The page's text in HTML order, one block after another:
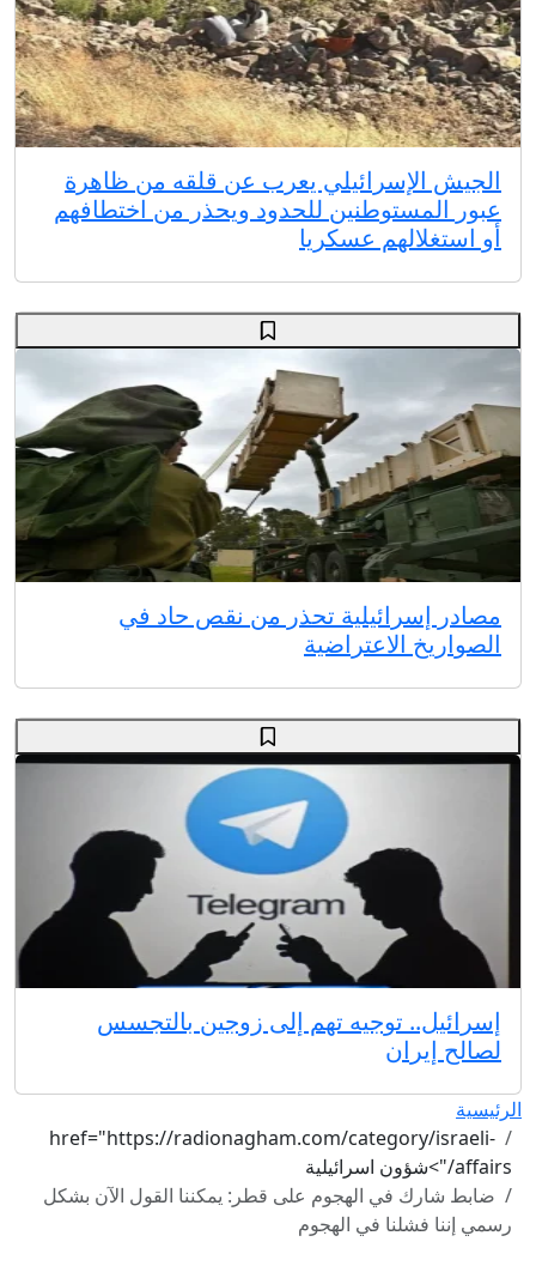
الجيش الإسرائيلي يعرب عن قلقه من ظاهرة
عبور المستوطنين للحدود ويحذر من اختطافهم
أو استغلالهم عسكريا
مصادر إسرائيلية تحذر من نقص حاد في
الصواريخ الاعتراضية
إسرائيل.. توجيه تهم إلى زوجين بالتجسس
لصالح إيران
الرئيسية
href="https://radionagham.com/category/israeli-
affairs/">شؤون اسرائيلية
ضابط شارك في الهجوم على قطر: يمكننا القول الآن بشكل
رسمي إننا فشلنا في الهجوم